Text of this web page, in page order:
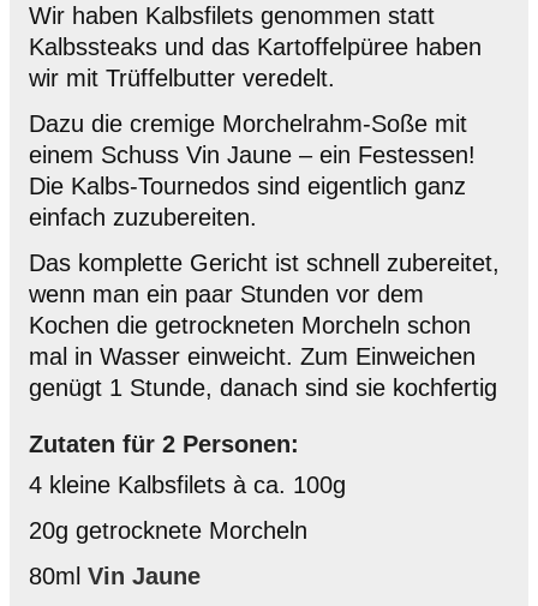
Wir haben Kalbsfilets genommen statt
Kalbssteaks und das Kartoffelpüree haben
wir mit Trüffelbutter veredelt.
Dazu die cremige Morchelrahm-Soße mit
einem Schuss Vin Jaune – ein Festessen!
Die Kalbs-Tournedos sind eigentlich ganz
einfach zuzubereiten.
Das komplette Gericht ist schnell zubereitet,
wenn man ein paar Stunden vor dem
Kochen die getrockneten Morcheln schon
mal in Wasser einweicht. Zum Einweichen
genügt 1 Stunde, danach sind sie kochfertig
Zutaten für 2 Personen:
4 kleine Kalbsfilets à ca. 100g
20g getrocknete Morcheln
80ml Vin Jaune